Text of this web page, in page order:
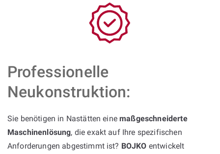
Professionelle
Neukonstruktion:
Sie benötigen in Nastätten einemaßgeschneiderte
Maschinenlösung, die exakt auf Ihre spezifischen
Anforderungen abgestimmt ist? BOJKO entwickelt